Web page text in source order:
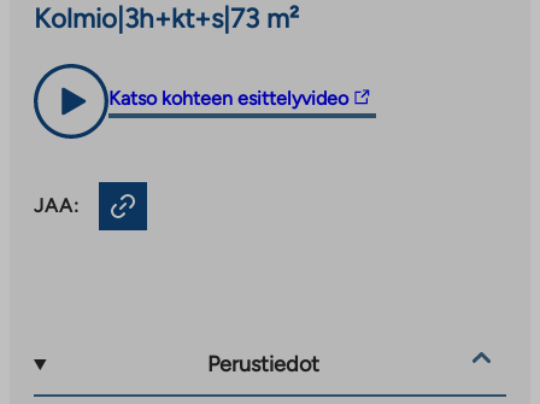
Kolmio 3h+kt+s| 73 m²
Katso kohteen esittelyvideo
Linkki
vie
palveluun.
Linkki
JAA:
Perustiedot